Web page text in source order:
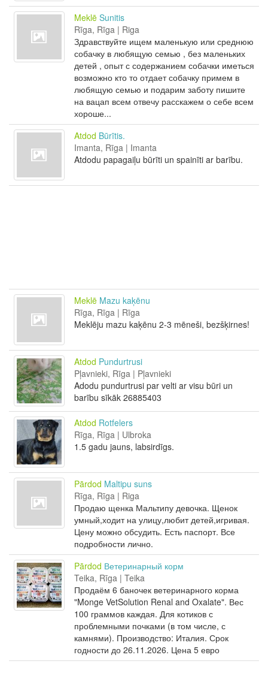
Meklē Sunitis
Rīga, Rīga | Riga
Здравствуйте ищем маленькую или среднюю
собачку в любящую семью , без маленьких
детей , опыт с содержанием собачки иметься
возможно кто то отдает собачку примем в
любящую семью и подарим заботу пишите
на вацап всем отвечу расскажем о себе всем
хороше...
Atdod Būrītis.
Imanta, Rīga | Imanta
Atdodu papagaiļu būrīti un spainīti ar barību.
Meklē Mazu kaķēnu
Rīga, Rīga | Rīga
Meklēju mazu kaķēnu 2-3 mēneši, bezšķirnes!
Atdod Pundurtrusi
Pļavnieki, Rīga | Pļavnieki
Adodu pundurtrusi par velti ar visu būri un
barību sīkāk 26885403
Atdod Rotfelers
Rīga, Rīga | Ulbroka
1.5 gadu jauns, labsirdīgs.
Pārdod Maltipu suns
Rīga, Rīga | Riga
Продаю щенка Мальтипу девочка. Щенок
умный,ходит на улицу,любит детей,игривая.
Цену можно обсудить. Есть паспорт. Все
подробности лично.
Pārdod Ветеринарный корм
Teika, Rīga | Teika
Продаём 6 баночек ветеринарного корма
"Monge VetSolution Renal and Oxalate". Вес
100 граммов каждая. Для котиков с
проблемными почками (в том числе, с
камнями). Производство: Италия. Срок
годности до 26.11.2026. Цена 5 евро